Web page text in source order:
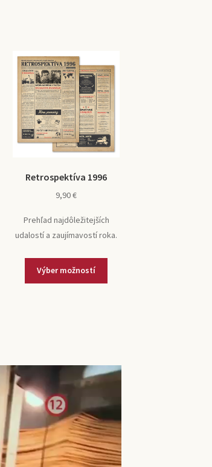
Retrospektíva 1996
9,90€
Prehľad najdôležitejších
udalostí a zaujímavostí roka.
Výber možností